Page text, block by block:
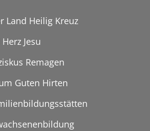
Land Heilig Kreuz
Jesu
Remagen
Guten Hirten